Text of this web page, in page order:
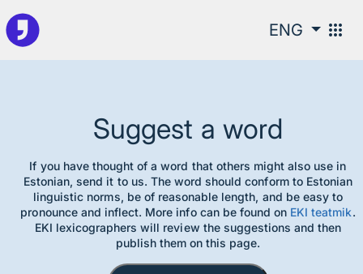
To the sidebar
To the main information
ENG apps
Suggest a word
If you have thought of a word that others might also use in
Estonian, send it to us. The word should conform to Estonian
linguistic norms, be of reasonable length, and be easy to
pronounce and inflect. More info can be found on EKI teatmik.
EKI lexicographers will review the suggestions and then
publish them on this page.